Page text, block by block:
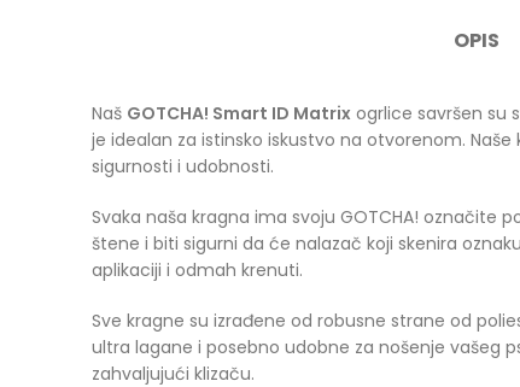
OPIS
Naš GOTCHA! Smart ID Matrix ogrlice savršen su
je idealan za istinsko iskustvo na otvorenom.
sigurnosti i udobnosti.
Svaka naša kragna ima svoju GOTCHA! označite
štene i biti sigurni da će nalazač koji skenira
aplikaciji i odmah krenuti.
Sve kragne su izrađene od robusne strane od
ultra lagane i posebno udobne za nošenje vašeg
zahvaljujući klizaču.